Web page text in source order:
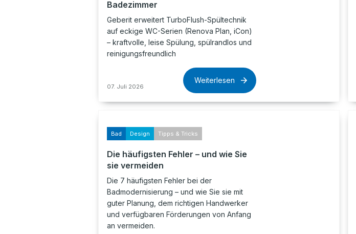
Badezimmer
Geberit erweitert TurboFlush-Spültechnik
auf eckige WC-Serien (Renova Plan, iCon)
– kraftvolle, leise Spülung, spülrandlos und
reinigungsfreundlich
07. Juli 2026
Weiterlesen
Bad Design Tipps & Tricks
Die häufigsten Fehler – und wie Sie
sie vermeiden
Die 7 häufigsten Fehler bei der
Badmodernisierung – und wie Sie sie mit
guter Planung, dem richtigen Handwerker
und verfügbaren Förderungen von Anfang
an vermeiden.